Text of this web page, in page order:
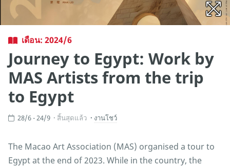
เดือน: 2024/6
Journey to Egypt: Work by
MAS Artists from the trip
to Egypt
28/6 - 24/9 สิ้นสุดแล้ว งานโชว์
The Macao Art Association (MAS) organised a tour to
Egypt at the end of 2023. While in the country, the